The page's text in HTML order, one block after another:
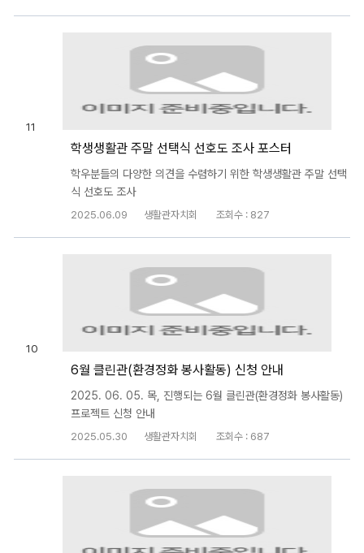
11
학생생활관 주말 선택식 선호도 조사 포스터
학우분들의 다양한 의견을 수렴하기 위한 학생생활관 주말 선택
식 선호도 조사
2025.06.09 생활관자치회 조회수 : 827
10
6월 클린관(환경정화 봉사활동) 신청 안내
2025. 06. 05. 목, 진행되는 6월 클린관(환경정화 봉사활동)
프로젝트 신청 안내
2025.05.30 생활관자치회 조회수 : 687